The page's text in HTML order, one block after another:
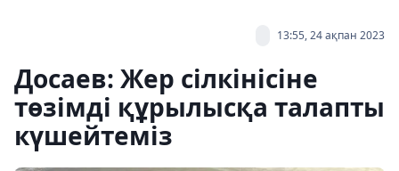
13:55, 24 ақпан 2023
Досаев: Жер сілкінісіне
төзімді құрылысқа талапты
күшейтеміз